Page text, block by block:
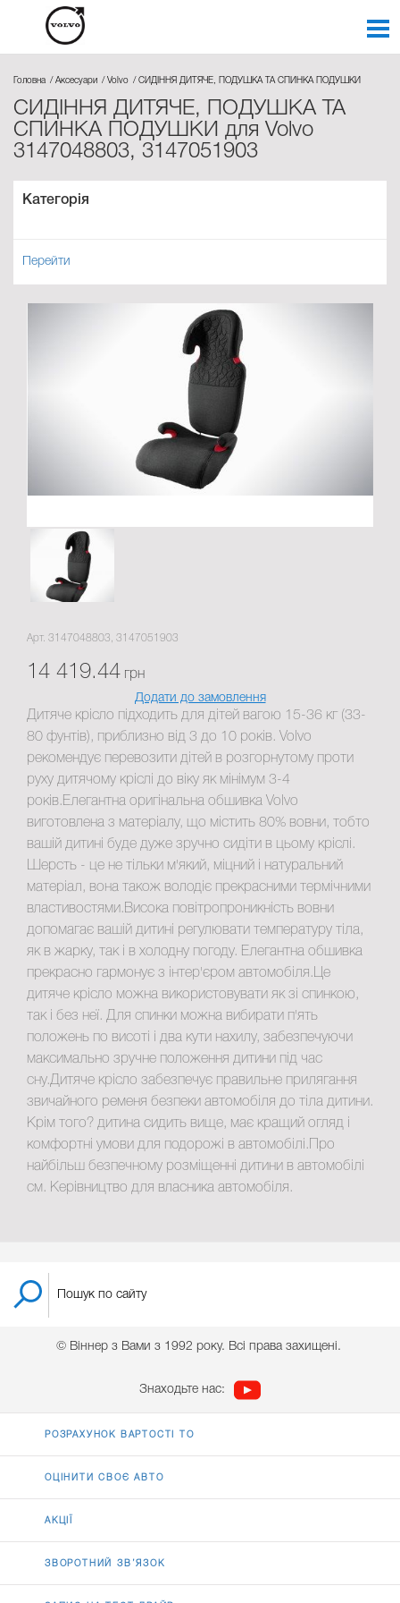
Головна Аксесуари Volvo СИДІННЯ ДИТЯЧЕ, ПОДУШКА ТА СПИНКА ПОДУШКИ
СИДІННЯ ДИТЯЧЕ, ПОДУШКА ТА
СПИНКА ПОДУШКИ для Volvo
3147048803, 3147051903
Категорія
Перейти
Арт. 3147048803, 3147051903
14 419.44 грн
Додати до замовлення
Дитяче крісло підходить для дітей вагою 15-36 кг (33-
80 фунтів), приблизно від 3 до 10 років. Volvo
рекомендує перевозити дітей в розгорнутому проти
руху дитячому кріслі до віку як мінімум 3-4
років.Елегантна оригінальна обшивка Volvo
виготовлена ​​з матеріалу, що містить 80% вовни, тобто
вашій дитині буде дуже зручно сидіти в цьому кріслі.
Шерсть - це не тільки м'який, міцний і натуральний
матеріал, вона також володіє прекрасними термічними
властивостями.Висока повітропроникність вовни
допомагає вашій дитині регулювати температуру тіла,
як в жарку, так і в холодну погоду. Елегантна обшивка
прекрасно гармонує з інтер'єром автомобіля.Це
дитяче крісло можна використовувати як зі спинкою,
так і без неї. Для спинки можна вибирати п'ять
положень по висоті і два кути нахилу, забезпечуючи
максимально зручне положення дитини під час
сну.Дитяче крісло забезпечує правильне прилягання
звичайного ременя безпеки автомобіля до тіла дитини.
Крім того? дитина сидить вище, має кращий огляд і
комфортні умови для подорожі в автомобілі.Про
найбільш безпечному розміщенні дитини в автомобілі
см. Керівництво для власника автомобіля.
© Віннер з Вами з 1992 року. Всі права захищені.
Знаходьте нас:
РОЗРАХУНОК ВАРТОСТІ ТО
ОЦІНИТИ СВОЄ АВТО
АКЦІЇ
ЗВОРОТНИЙ ЗВ’ЯЗОК